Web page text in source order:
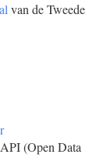
van de Tweede
(Open Data